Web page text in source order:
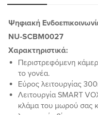
Ψηφιακή
NU-SCBM0027
Χαρακτηριστικά:
Περιστρεφόμενη
το γονέα.
Εύρος λειτουργίας
Λειτουργία SMART
κλάμα του μωρού σας